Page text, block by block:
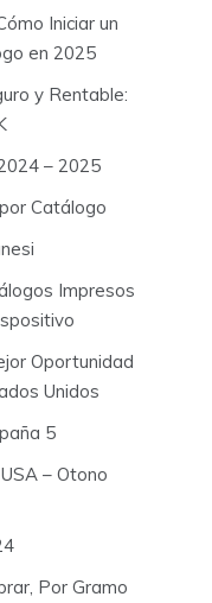
Iniciar un
en 2025
y Rentable:
– 2025
Catálogo
Impresos
Oportunidad
Unidos
5
– Otono
Por Gramo